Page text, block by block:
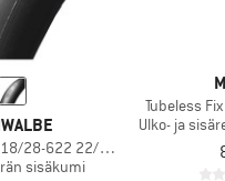
28-622 22/25-630 SV 15
sisäkumi
Tubeless
Ulko- ja